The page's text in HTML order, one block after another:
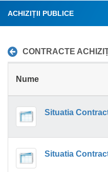
ACHIZIȚII PUBLICE
Nume
Situatia
Situatia